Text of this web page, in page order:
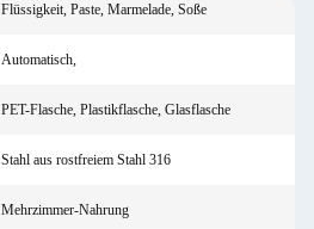
Flüssigkeit, Paste, Marmelade, Soße
Automatisch,
PET-Flasche, Plastikflasche, Glasflasche
Stahl aus rostfreiem Stahl 316
Mehrzimmer-Nahrung